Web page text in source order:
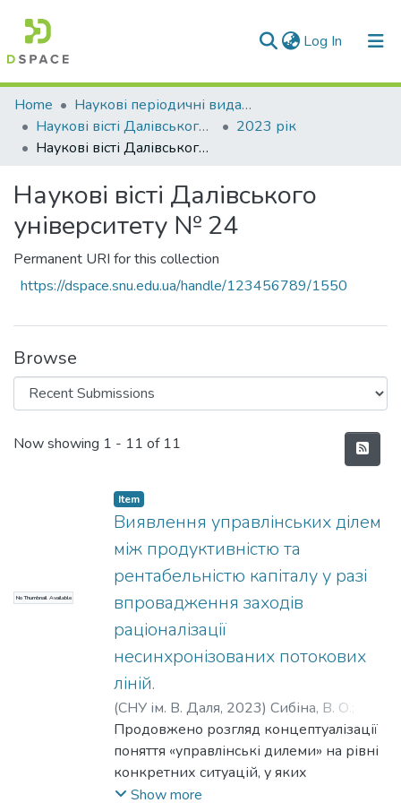
Log In (current)
Communities & Collections
All of DSpace
Home
Наукові періодичні видання СНУ ім. В. Даля
Наукові вісті Далівського університету
2023 рік
Наукові вісті Далівського університету № 24
Наукові вісті Далівського
університету № 24
Permanent URI for this collection
https://dspace.snu.edu.ua/handle/123456789/1550
Browse
Recent Submissions
Now showing 1 - 11 of 11
No Thumbnail Available
Item
Виявлення управлінських ділем
між продуктивністю та
рентабельністю капіталу у разі
впровадження заходів
раціоналізації
несинхронізованих потокових
ліній.
(СНУ ім. В. Даля, 2023) Сибіна, В. О.;
Кривуля, П. В.
Продовжено розгляд концептуалізації
поняття «управлінські дилеми» на рівні
конкретних ситуацій, у яких
проявляють себе управлінські дилеми. У
Show more